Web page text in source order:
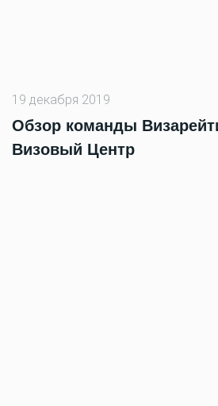
19 декабря 2019
Обзор команды
Визовый Центр